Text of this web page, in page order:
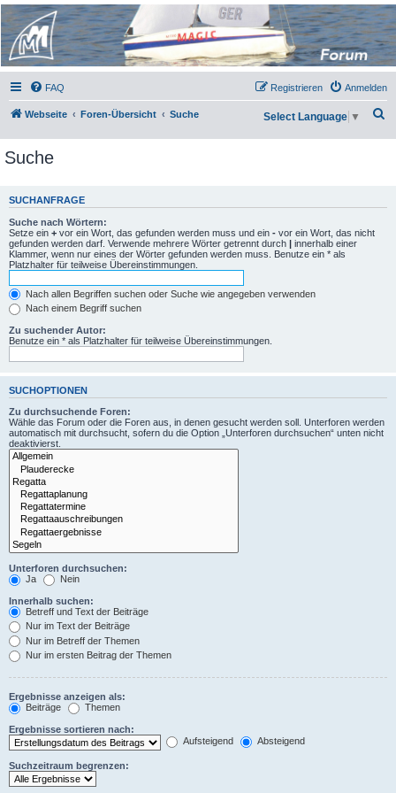
Micro Magic Forum
Deutschland
FAQ Anmelden
Registrieren
Webseite Foren-Übersicht Suche Select Language ▼
Suche
SUCHANFRAGE
Suche nach Wörtern:
Setze ein + vor ein Wort, das gefunden werden muss und ein - vor ein Wort, das nicht
gefunden werden darf. Verwende mehrere Wörter getrennt durch | innerhalb einer
Klammer, wenn nur eines der Wörter gefunden werden muss. Benutze ein * als
Platzhalter für teilweise Übereinstimmungen.
Nach allen Begriffen suchen oder Suche wie angegeben verwenden
Nach einem Begriff suchen
Zu suchender Autor:
Benutze ein * als Platzhalter für teilweise Übereinstimmungen.
SUCHOPTIONEN
Zu durchsuchende Foren:
Wähle das Forum oder die Foren aus, in denen gesucht werden soll. Unterforen werden
automatisch mit durchsucht, sofern du die Option „Unterforen durchsuchen“ unten nicht
deaktivierst.
Unterforen durchsuchen:
Ja
Nein
Innerhalb suchen:
Betreff und Text der Beiträge
Nur im Text der Beiträge
Nur im Betreff der Themen
Nur im ersten Beitrag der Themen
Ergebnisse anzeigen als:
Beiträge
Themen
Ergebnisse sortieren nach:
Aufsteigend
Absteigend
Suchzeitraum begrenzen: